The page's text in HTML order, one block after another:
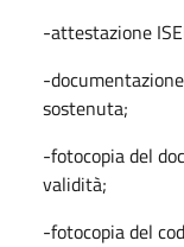
-attestazione
-
sostenuta;
-fotocopia del
validità;
-fotocopia del